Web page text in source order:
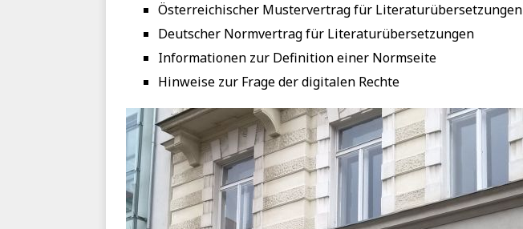
Österreichischer Mustervertrag für Literaturübersetzungen
Deutscher Normvertrag für Literaturübersetzungen
Informationen zur Definition einer Normseite
Hinweise zur Frage der digitalen Rechte